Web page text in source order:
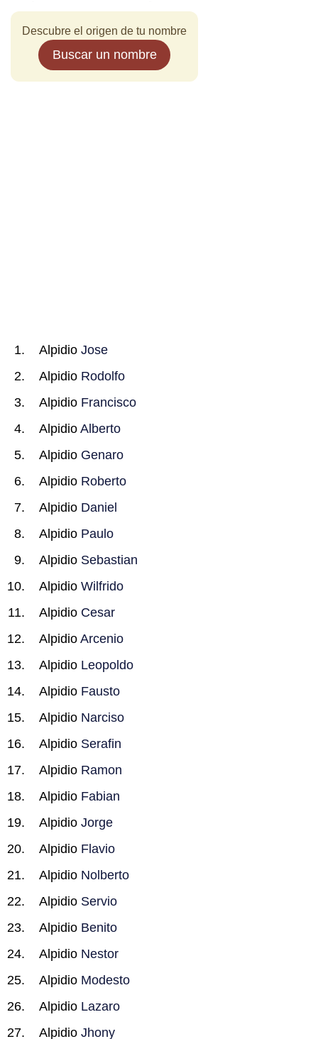
Descubre el origen de tu nombre
Buscar un nombre
Alpidio Jose
Alpidio Rodolfo
Alpidio Francisco
Alpidio Alberto
Alpidio Genaro
Alpidio Roberto
Alpidio Daniel
Alpidio Paulo
Alpidio Sebastian
Alpidio Wilfrido
Alpidio Cesar
Alpidio Arcenio
Alpidio Leopoldo
Alpidio Fausto
Alpidio Narciso
Alpidio Serafin
Alpidio Ramon
Alpidio Fabian
Alpidio Jorge
Alpidio Flavio
Alpidio Nolberto
Alpidio Servio
Alpidio Benito
Alpidio Nestor
Alpidio Modesto
Alpidio Lazaro
Alpidio Jhony